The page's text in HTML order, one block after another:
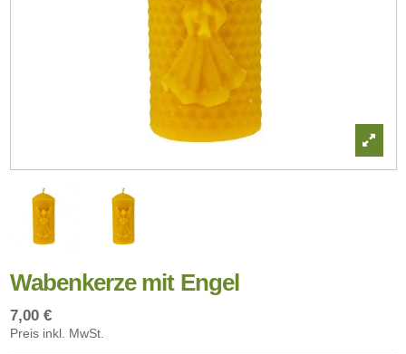
Wabenkerze mit Engel
7,00 €
Preis inkl. MwSt.